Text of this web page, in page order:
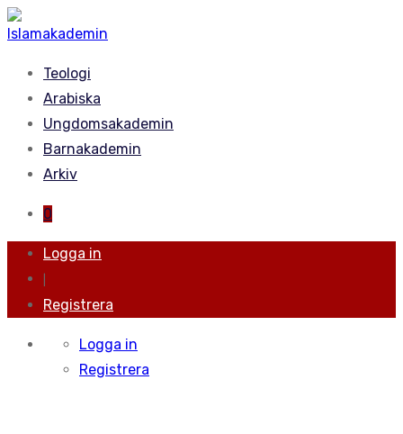
Teologi
Arabiska
Ungdomsakademin
Barnakademin
Arkiv
0
Logga in
Registrera
Logga in
Registrera